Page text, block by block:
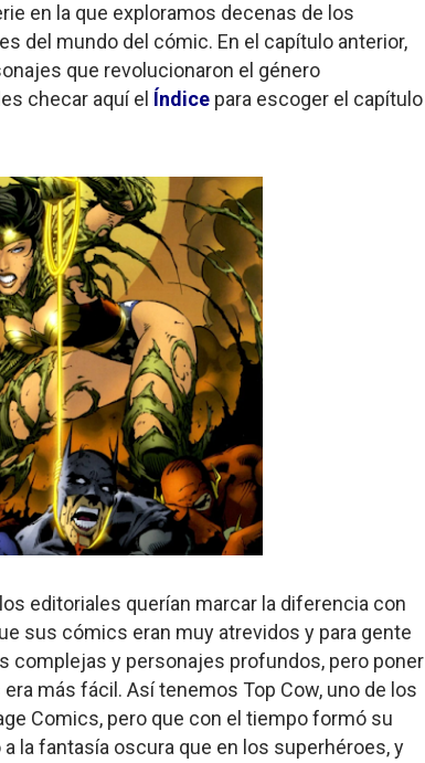
para el fin del mundo
sobre el fascismo
mundial: Verano de 2026
a 'THE BOYS'
en la que exploramos decenas de los
del mundo del cómic. En el capítulo anterior,
que revolucionaron el género
checar aquí el Índicepara escoger el capítulo
editoriales querían marcar la diferencia con
sus cómics eran muy atrevidos y para gente
complejas y personajes profundos, pero poner
más fácil. Así tenemos Top Cow, uno de los
Comics, pero que con el tiempo formó su
la fantasía oscura que en los superhéroes, y